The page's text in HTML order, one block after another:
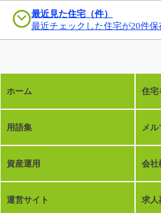
最近見た住宅（件）
最近チェックした住宅が20件保
ホーム 住宅
用語集 メル
資産運用 会社
運営サイト 求人